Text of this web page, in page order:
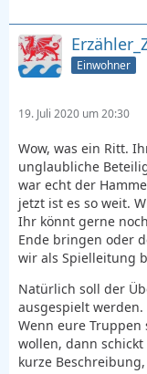
Einwohner
19. Juli 2020 um 20:30
Wow, was ein Ritt.
unglaubliche
war echt der
jetzt ist es so weit.
Ihr könnt gerne
Ende bringen oder
wir als Spielleitung
Natürlich soll der
ausgespielt werden.
Wenn eure
wollen, dann
kurze